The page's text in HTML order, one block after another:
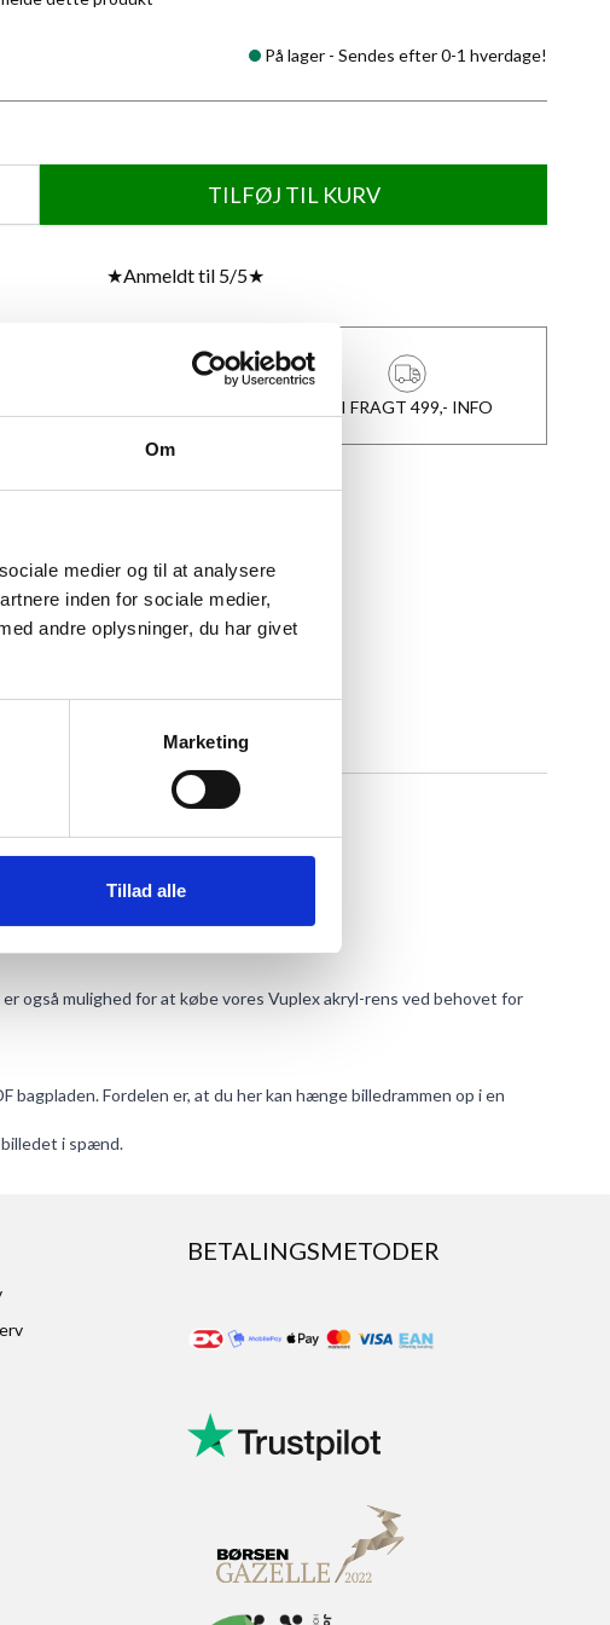
Om
medier og til at analysere
inden for sociale medier,
andre oplysninger, du har givet
Marketing
Tillad alle
På lager - Sendes efter 0-1 hverdage!
TILFØJ TIL KURV
★Anmeldt til 5/5★
FRI FRAGT 499,- INFO
også mulighed for at købe vores Vuplex akryl-rens ved behovet for
Fordelen er, at du her kan hænge billedrammen op i en
i spænd.
BETALINGSMETODER